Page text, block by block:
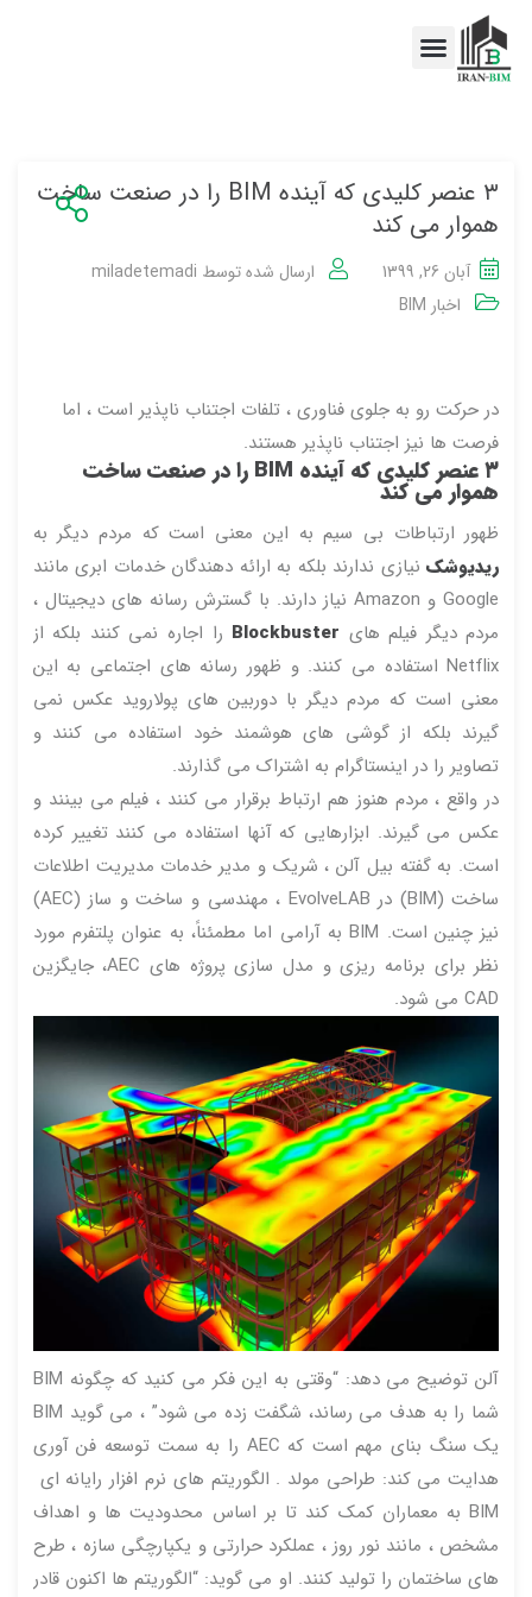
۳ عنصر کلیدی که آینده BIM را در صنعت ساخت
هموار می کند
آبان 26, 1399 ارسال شده توسط miladetemadi
اخبار BIM
در حرکت رو به جلوی فناوری ، تلفات اجتناب ناپذیر است ، اما
فرصت ها نیز اجتناب ناپذیر هستند.
۳ عنصر کلیدی که آینده BIM را در صنعت ساخت
هموار می کند
ظهور ارتباطات بی سیم به این معنی است که مردم دیگر به
ریدیوشک نیازی ندارند بلکه به ارائه دهندگان خدمات ابری مانند
Google و Amazon نیاز دارند. با گسترش رسانه های دیجیتال ،
مردم دیگر فیلم های Blockbuster را اجاره نمی کنند بلکه از
Netflix استفاده می کنند. و ظهور رسانه های اجتماعی به این
معنی است که مردم دیگر با دوربین های پولاروید عکس نمی
گیرند بلکه از گوشی های هوشمند خود استفاده می کنند و
تصاویر را در اینستاگرام به اشتراک می گذارند.
در واقع ، مردم هنوز هم ارتباط برقرار می کنند ، فیلم می بینند و
عکس می گیرند. ابزارهایی که آنها استفاده می کنند تغییر کرده
است. به گفته بیل آلن ، شریک و مدیر خدمات مدیریت اطلاعات
ساخت (BIM) در EvolveLAB ، مهندسی و ساخت و ساز (AEC)
نیز چنین است. BIM به آرامی اما مطمئناً، به عنوان پلتفرم مورد
نظر برای برنامه ریزی و مدل سازی پروژه های AEC، جایگزین
CAD می شود.
آلن توضیح می دهد: “وقتی به این فکر می کنید که چگونه BIM
شما را به هدف می رساند، شگفت زده می شود” ، می گوید BIM
یک سنگ بنای مهم است که AEC را به سمت توسعه فن آوری
هدایت می کند: طراحی مولد . الگوریتم های نرم افزار رایانه ای
BIM به معماران کمک کند تا بر اساس محدودیت ها و اهداف
مشخص ، مانند نور روز ، عملکرد حرارتی و یکپارچگی سازه ، طرح
های ساختمان را تولید کنند. او می گوید: “الگوریتم ها اکنون قادر